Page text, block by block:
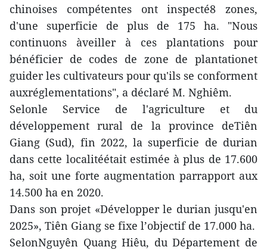
chinoises compétentes ont inspecté8 zones,
d'une superficie de plus de 175 ha. "Nous
continuons àveiller à ces plantations pour
bénéficier de codes de zone de plantationet
guider les cultivateurs pour qu'ils se conforment
auxréglementations", a déclaré M. Nghiêm.
Selonle Service de l'agriculture et du
développement rural de la province deTiên
Giang (Sud), fin 2022, la superficie de durian
dans cette localitéétait estimée à plus de 17.600
ha, soit une forte augmentation parrapport aux
14.500 ha en 2020.
Dans son projet «Développer le durian jusqu'en
2025», Tiên Giang se fixe l’objectif de 17.000 ha.
SelonNguyên Quang Hiêu, du Département de